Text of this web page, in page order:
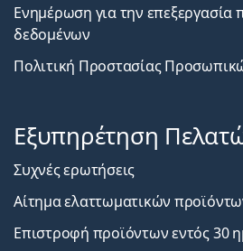
Ενημέρωση για την
δεδομένων
Πολιτική Προστασίας
Εξυπηρέτηση
Συχνές ερωτήσεις
Αίτημα ελαττωματικών
Επιστροφή προϊόντων εντός 30